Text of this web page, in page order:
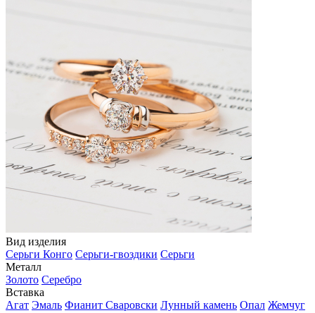
Вид изделия
Серьги Конго Серьги-гвоздики Серьги
Металл
Золото Серебро
Вставка
Агат Эмаль Фианит Сваровски Лунный камень Опал Жемчуг